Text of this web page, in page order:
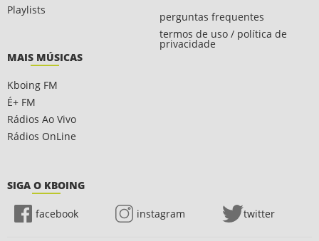
Playlists
perguntas frequentes
termos de uso / política de
privacidade
MAIS MÚSICAS
Kboing FM
É+ FM
Rádios Ao Vivo
Rádios OnLine
SIGA O KBOING
facebook instagram twitter